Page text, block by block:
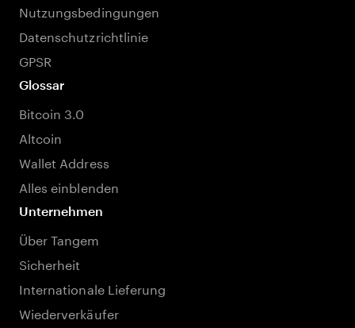
Nutzungsbedingungen
Datenschutzrichtlinie
GPSR
Glossar
Bitcoin 3.0
Altcoin
Wallet Address
Alles einblenden
Unternehmen
Über Tangem
Sicherheit
Internationale Lieferung
Wiederverkäufer